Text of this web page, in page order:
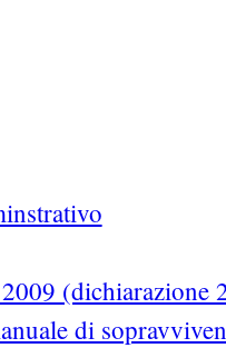
(dichiarazione
di